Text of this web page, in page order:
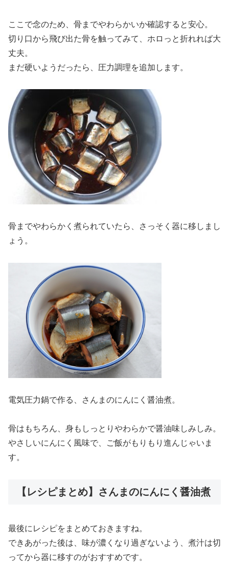
ここで念のため、骨までやわらかいか確認すると安心。
切り口から飛び出た骨を触ってみて、ホロっと折れれば大
丈夫。
まだ硬いようだったら、圧力調理を追加します。
骨までやわらかく煮られていたら、さっそく器に移しまし
ょう。
電気圧力鍋で作る、さんまのにんにく醤油煮。
骨はもちろん、身もしっとりやわらかで醤油味しみしみ。
やさしいにんにく風味で、ご飯がもりもり進んじゃいま
す。
【レシピまとめ】さんまのにんにく醤油煮
最後にレシピをまとめておきますね。
できあがった後は、味が濃くなり過ぎないよう、煮汁は切
ってから器に移すのがおすすめです。